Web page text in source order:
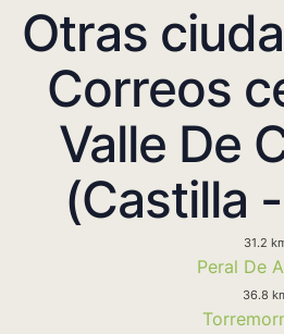
Otras
Correos
Valle De
(Castilla
31.2
Peral De
36.8